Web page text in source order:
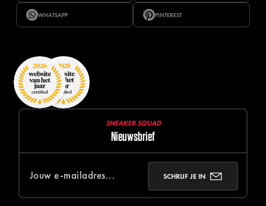
WHATSAPP PINTEREST
SNEAKER SQUAD
Nieuwsbrief
SCHRIJF JE IN